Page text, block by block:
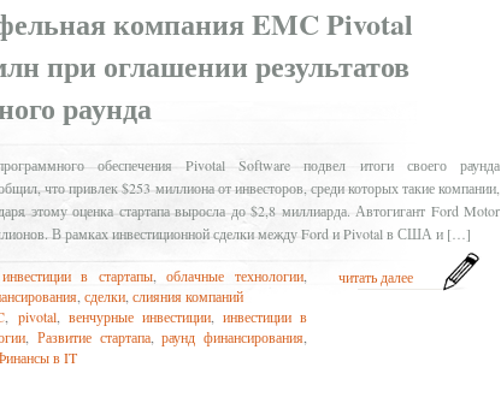
компания EMC Pivotal
при оглашении результатов
раунда
обеспечения Pivotal Software подвел итоги своего раунда
что привлек $253 миллиона от инвесторов, среди которых такие компании,
этому оценка стартапа выросла до $2,8 миллиарда. Автогигант Ford Motor
В рамках инвестиционной сделки между Ford и Pivotal в США и […]
инвестиции в стартапы,облачные технологии
сделки слияния компаний
pivotal, венчурные инвестиции, инвестиции в
,Развитие стартапа,раунд финансирования
в IT
читать далее